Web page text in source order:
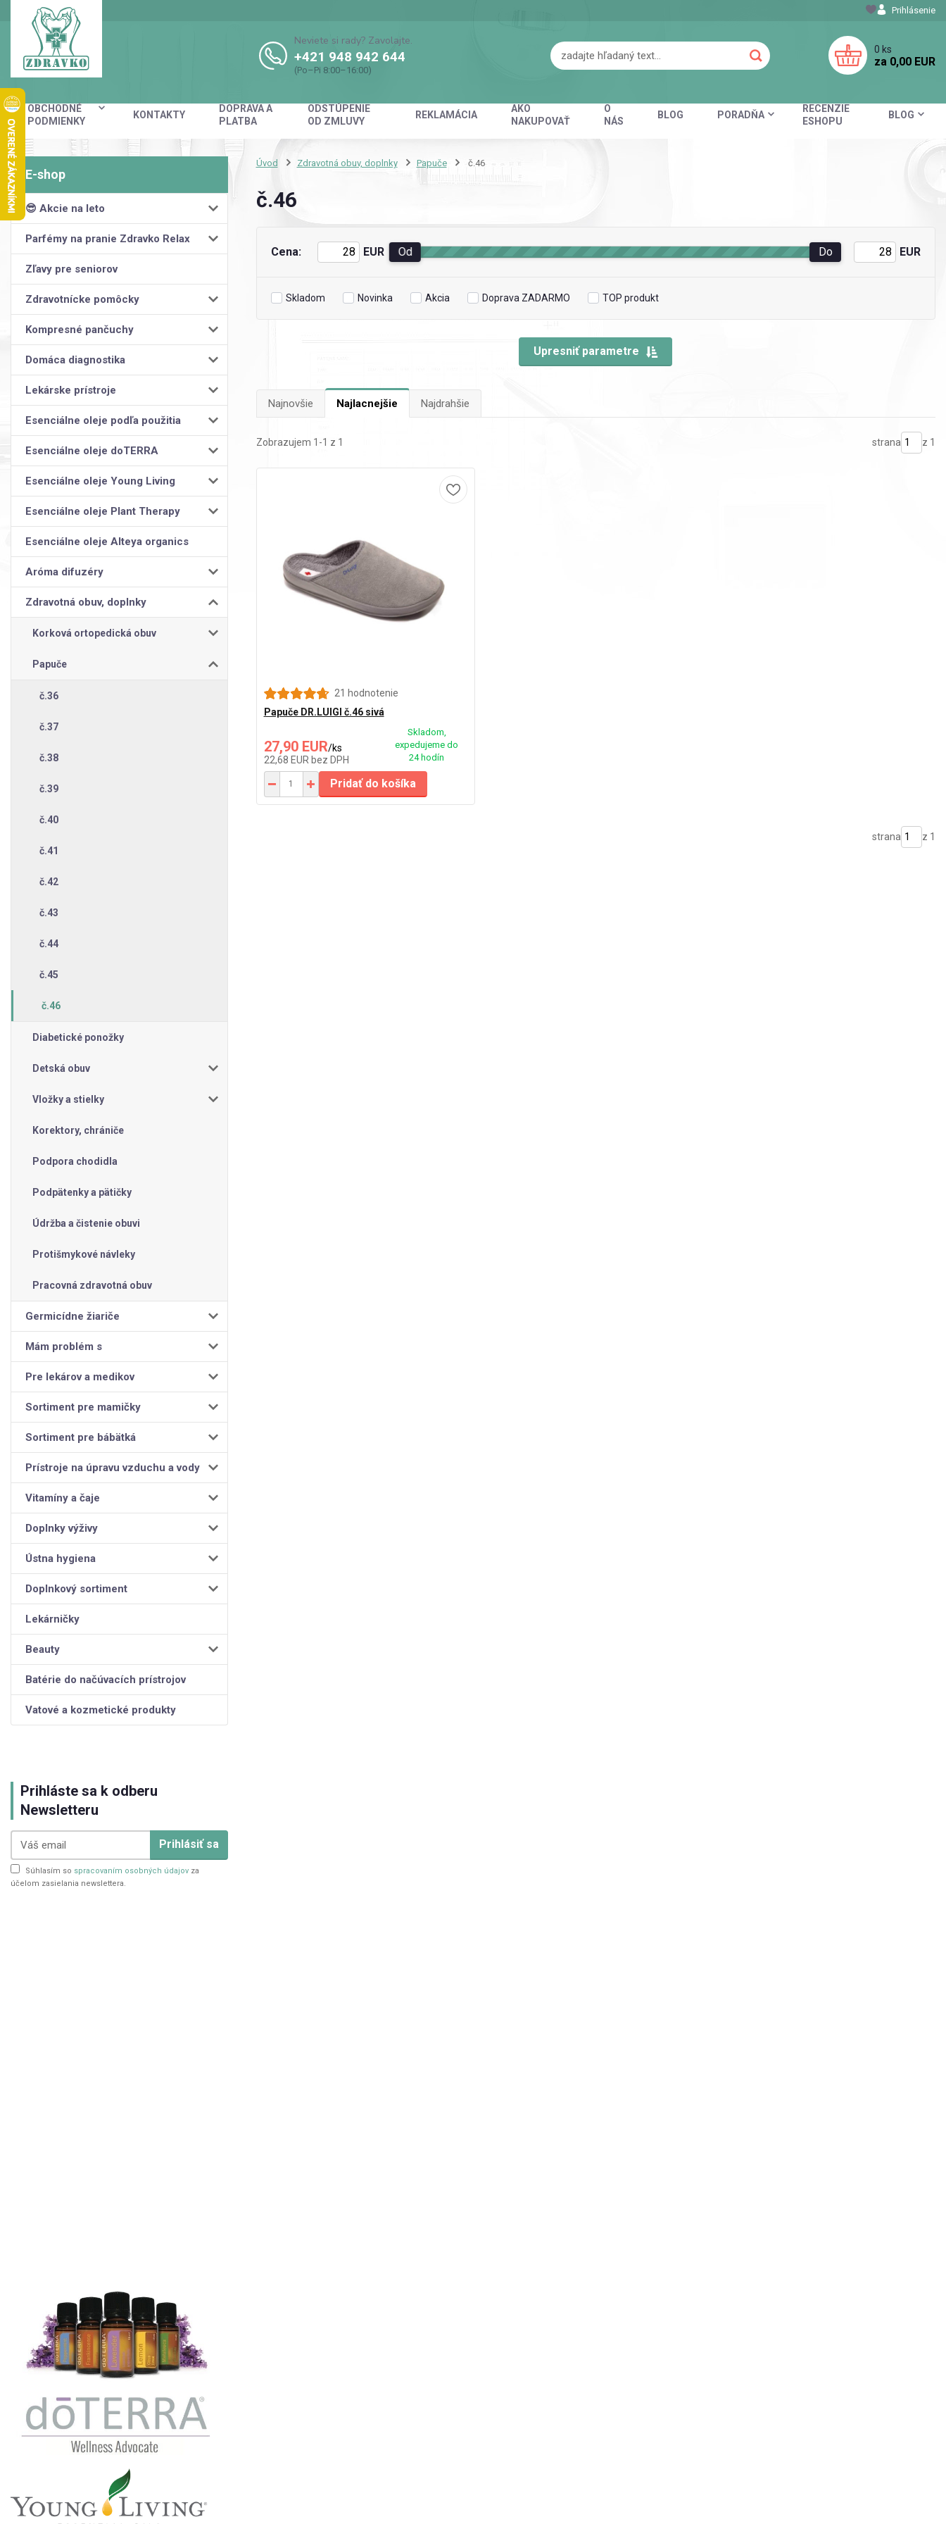
OBCHODNÉ
PODMIENKY
KONTAKTY
DOPRAVA A
PLATBA
ODSTÚPENIE
OD ZMLUVY
REKLAMÁCIA
AKO
NAKUPOVAŤ
O
NÁS
BLOG PORADŇA
RECENZIE
ESHOPU
BLOG
Prihlásenie
Neviete si rady? Zavolajte.
+421 948 942 644
(Po–Pi 8:00–16:00)
0 ks
za 0,00 EUR
😎 Akcie na leto
Parfémy na pranie Zdravko Relax
Zľavy pre seniorov
Zdravotnícke pomôcky
Kompresné pančuchy
Domáca diagnostika
Lekárske prístroje
Esenciálne oleje podľa použitia
Esenciálne oleje doTERRA
Esenciálne oleje Young Living
Esenciálne oleje Plant Therapy
Esenciálne oleje Alteya organics
Aróma difuzéry
Zdravotná obuv, doplnky
Korková ortopedická obuv
Papuče
č.36
č.37
č.38
č.39
č.40
č.41
č.42
č.43
č.44
č.45
č.46
Diabetické ponožky
Detská obuv
Vložky a stielky
Korektory, chrániče
Podpora chodidla
Podpätenky a pätičky
Údržba a čistenie obuvi
Protišmykové návleky
Pracovná zdravotná obuv
Germicídne žiariče
Mám problém s
Pre lekárov a medikov
Sortiment pre mamičky
Sortiment pre bábätká
Prístroje na úpravu vzduchu a vody
Vitamíny a čaje
Doplnky výživy
Ústna hygiena
Doplnkový sortiment
Lekárničky
Beauty
Batérie do načúvacích prístrojov
Vatové a kozmetické produkty
Prihláste sa k odberu
Newsletteru
Prihlásiť sa
Súhlasím so spracovaním osobných údajov za
účelom zasielania newslettera.
Úvod Zdravotná obuv, doplnky Papuče č.46
č.46
Upresniť parametre
Cena: EUR Od Do EUR
Skladom Novinka Akcia Doprava ZADARMO TOP produkt
Najnovšie Najlacnejšie Najdrahšie
Zobrazujem 1-1 z 1 strana z 1
21 hodnotenie
Papuče DR.LUIGI č.46 sivá
27,90 EUR/ks
22,68 EUR bez DPH
Skladom,
expedujeme do
24 hodín
Pridať do košíka
strana z 1